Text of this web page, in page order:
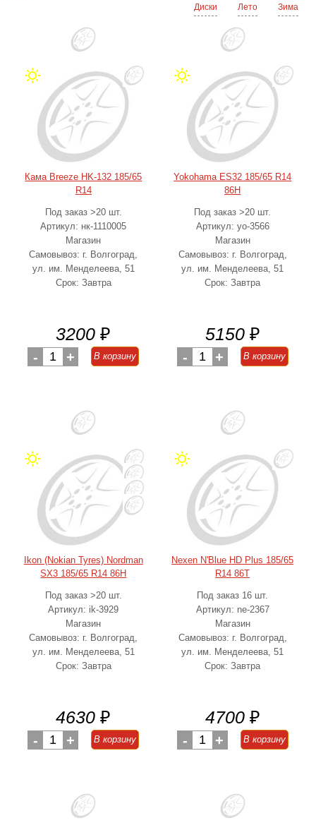
Диски Лето Зима
Кама Breeze HK-132 185/65
R14
Под заказ >20 шт.
Артикул: нк-1110005
Магазин
Самовывоз: г. Волгоград,
ул. им. Менделеева, 51
Срок: Завтра
3200 ₽
- 1 + В корзину
Yokohama ES32 185/65 R14
86H
Под заказ >20 шт.
Артикул: yo-3566
Магазин
Самовывоз: г. Волгоград,
ул. им. Менделеева, 51
Срок: Завтра
5150 ₽
- 1 + В корзину
Ikon (Nokian Tyres) Nordman
SX3 185/65 R14 86H
Под заказ >20 шт.
Артикул: ik-3929
Магазин
Самовывоз: г. Волгоград,
ул. им. Менделеева, 51
Срок: Завтра
4630 ₽
- 1 + В корзину
Nexen N'Blue HD Plus 185/65
R14 86T
Под заказ 16 шт.
Артикул: ne-2367
Магазин
Самовывоз: г. Волгоград,
ул. им. Менделеева, 51
Срок: Завтра
4700 ₽
- 1 + В корзину